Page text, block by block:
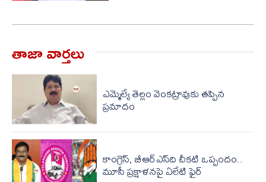
తాజా వార్త‌లు
ఎమ్మెల్యే తెల్లం వెంకట్రావుకు తప్పిన
ప్రమాదం
కాంగ్రెస్, బీఆర్ఎస్‌ది చీకటి ఒప్పందం..
మూసీ ప్రక్షాళనపై ఏలేటి ఫైర్